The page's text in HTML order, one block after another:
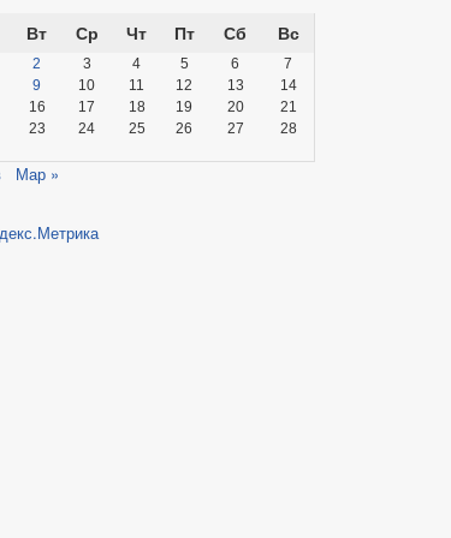
Вт Ср Чт Пт Сб Вс
2 3 4 5 6
7
9 10 11 12 13
14
16 17 18 19 20
21
23 24 25 26 27
28
Мар »